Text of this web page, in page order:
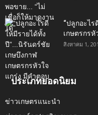
“ปลูกอะไ
เกษตรกรหั
สิงหาคม 1,
ประเภทยอดนิยม
ข่าวเกษตรแนะนำ